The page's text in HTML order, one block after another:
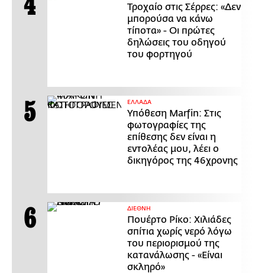
Τροχαίο στις Σέρρες: «Δεν
μπορούσα να κάνω
τίποτα» - Οι πρώτες
δηλώσεις του οδηγού
του φορτηγού
ΕΛΛΑΔΑ
Υπόθεση Marfin: Στις
φωτογραφίες της
επίθεσης δεν είναι η
εντολέας μου, λέει ο
δικηγόρος της 46χρονης
ΔΙΕΘΝΗ
Πουέρτο Ρίκο: Χιλιάδες
σπίτια χωρίς νερό λόγω
του περιορισμού της
κατανάλωσης - «Είναι
σκληρό»